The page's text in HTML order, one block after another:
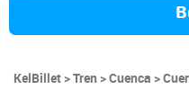
KelBillet Tren Cuenca